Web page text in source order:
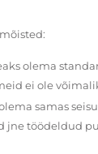
olema
ei ole
samas
jne töödeldud